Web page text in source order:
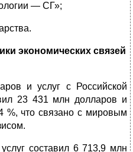
— СГ»;
экономических связей
и услуг с Российской
23 431 млн долларов и
%, что связано с мировым
составил 6 713,9 млн